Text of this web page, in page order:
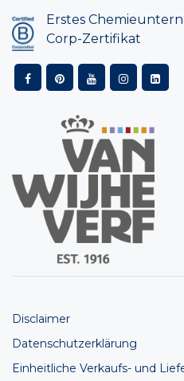
Erstes
Corp-Zertifikat
Disclaimer
Datenschutzerklärung
Einheitliche Verkaufs- und